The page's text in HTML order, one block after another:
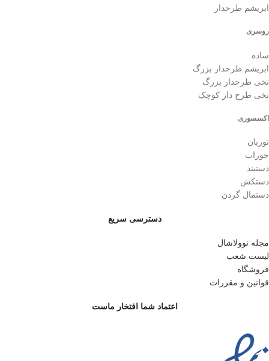
ابریشم طرحدار
روسری
ساده
ابریشم طرحدار بزرگ
نخی طرحدار بزرگ
نخی طرح دار کوچک
اکسسوری
توربان
جوراب
دستبند
دستکش
دستمال گردن
دسترسی سریع
مجله نوولاشال
لیست شعب
فروشگاه
قوانین و مقررات
اعتماد شما افتخار ماست